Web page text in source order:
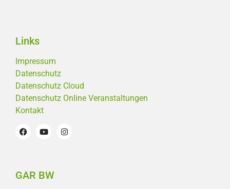
Links
Impressum
Datenschutz
Datenschutz Cloud
Datenschutz Online Veranstaltungen
Kontakt
GAR BW